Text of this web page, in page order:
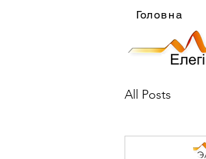
Головна
All Posts